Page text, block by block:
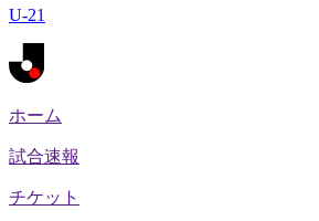
U-21
ホーム
試合速報
チケット